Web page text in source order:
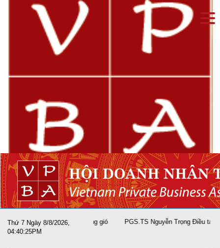
Thứ 7 Ngày 8/8/2026,
04:40:26PM
nghiệp vượt sóng gió PGS.TS Nguyễn Trọng Điều tái đắc cử